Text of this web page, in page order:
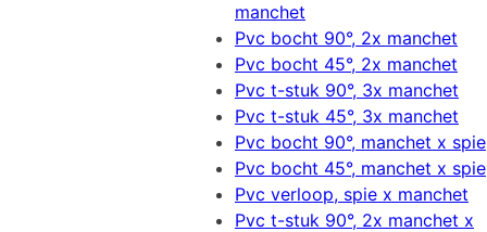
manchet
Pvc bocht 90°, 2x manchet
Pvc bocht 45°, 2x manchet
Pvc t-stuk 90°, 3x manchet
Pvc t-stuk 45°, 3x manchet
Pvc bocht 90°, manchet x spie
Pvc bocht 45°, manchet x spie
Pvc verloop, spie x manchet
Pvc t-stuk 90°, 2x manchet x